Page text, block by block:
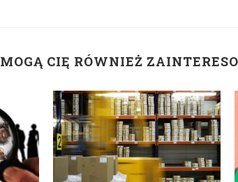
MOGĄ CIĘ RÓWNIEŻ